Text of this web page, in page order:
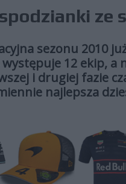
sezonu 2010
12 ekip, a
i drugiej fazie
najlepsza